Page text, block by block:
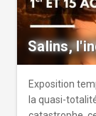
Salins,
Exposition
la quasi-